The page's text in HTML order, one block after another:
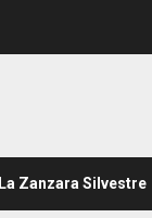
La Zanzara Silvestre